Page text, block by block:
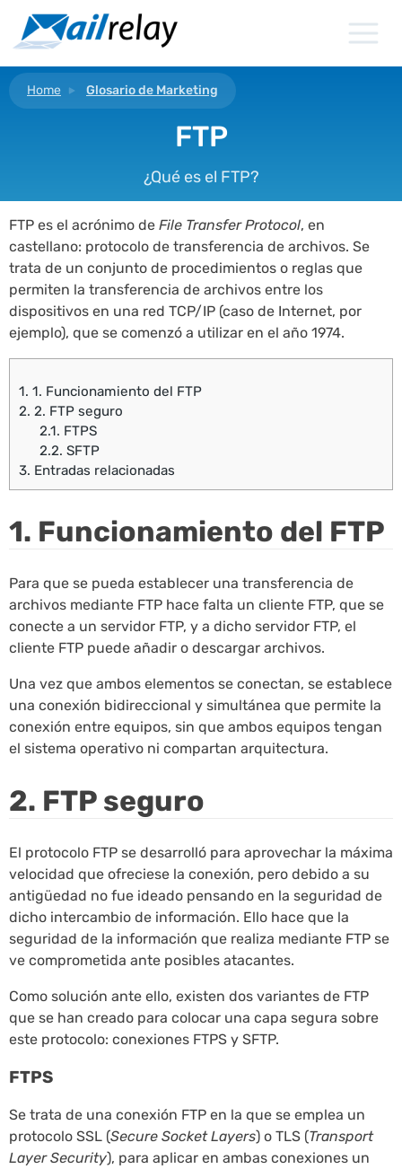
contenido
Home Glosario de Marketing
FTP
¿Qué es el FTP?
FTP es el acrónimo de File Transfer Protocol, en
castellano: protocolo de transferencia de archivos. Se
trata de un conjunto de procedimientos o reglas que
permiten la transferencia de archivos entre los
dispositivos en una red TCP/IP (caso de Internet, por
ejemplo), que se comenzó a utilizar en el año 1974.
1. 1. Funcionamiento del FTP
2. 2. FTP seguro
2.1. FTPS
2.2. SFTP
3. Entradas relacionadas
1. Funcionamiento del FTP
Para que se pueda establecer una transferencia de
archivos mediante FTP hace falta un cliente FTP, que se
conecte a un servidor FTP, y a dicho servidor FTP, el
cliente FTP puede añadir o descargar archivos.
Una vez que ambos elementos se conectan, se establece
una conexión bidireccional y simultánea que permite la
conexión entre equipos, sin que ambos equipos tengan
el sistema operativo ni compartan arquitectura.
2. FTP seguro
El protocolo FTP se desarrolló para aprovechar la máxima
velocidad que ofreciese la conexión, pero debido a su
antigüedad no fue ideado pensando en la seguridad de
dicho intercambio de información. Ello hace que la
seguridad de la información que realiza mediante FTP se
ve comprometida ante posibles atacantes.
Como solución ante ello, existen dos variantes de FTP
que se han creado para colocar una capa segura sobre
este protocolo: conexiones FTPS y SFTP.
FTPS
Se trata de una conexión FTP en la que se emplea un
protocolo SSL (Secure Socket Layers) o TLS (Transport
Layer Security), para aplicar en ambas conexiones un